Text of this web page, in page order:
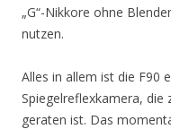
„G“-Nikkore ohne
nutzen.
Alles in allem ist die F90
Spiegelreflexkamera, die
geraten ist. Das